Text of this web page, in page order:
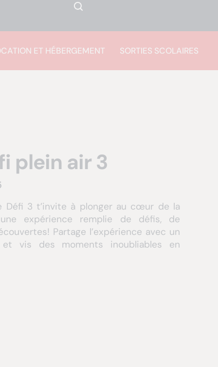
ET HÉBERGEMENT SORTIES SCOLAIRES
plein air 3
Défi 3 t’invite à plonger au cœur de la
expérience remplie de défis, de
Partage l’expérience avec un
et vis des moments inoubliables en